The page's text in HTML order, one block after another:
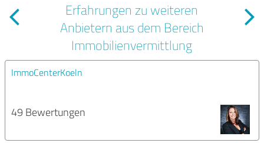
Erfahrungen zu weiteren
Anbietern aus dem Bereich
Immobilienvermittlung
ImmoCenterKoeln
49 Bewertungen